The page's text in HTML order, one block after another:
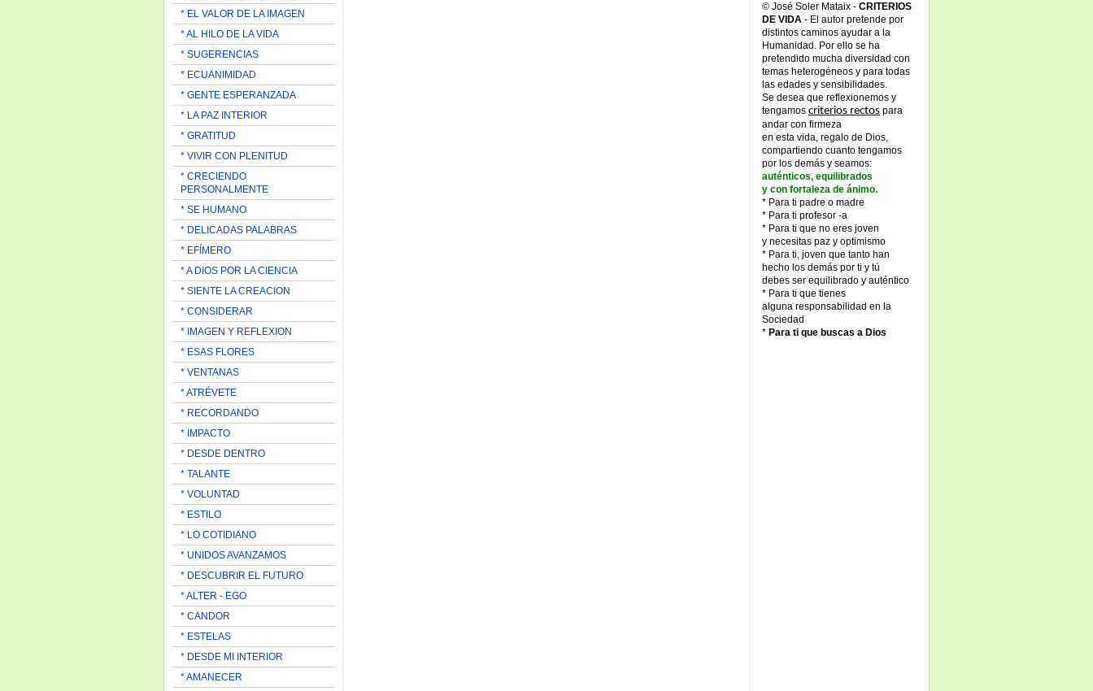
* EL VALOR DE LA IMAGEN
* AL HILO DE LA VIDA
* SUGERENCIAS
* ECUANIMIDAD
* GENTE ESPERANZADA
* LA PAZ INTERIOR
* GRATITUD
* VIVIR CON PLENITUD
* CRECIENDO
PERSONALMENTE
* SE HUMANO
* DELICADAS PALABRAS
* EFÍMERO
* A DIOS POR LA CIENCIA
* SIENTE LA CREACION
* CONSIDERAR
* IMAGEN Y REFLEXION
* ESAS FLORES
* VENTANAS
* ATRÉVETE
* RECORDANDO
* IMPACTO
* DESDE DENTRO
* TALANTE
* VOLUNTAD
* ESTILO
* LO COTIDIANO
* UNIDOS AVANZAMOS
* DESCUBRIR EL FUTURO
* ALTER - EGO
* CANDOR
* ESTELAS
* DESDE MI INTERIOR
* AMANECER
© José Soler Mataix - CRITERIOS
DE VIDA - El autor pretende por
distintos caminos ayudar a la
Humanidad. Por ello se ha
pretendido mucha diversidad con
temas heterogéneos y para todas
las edades y sensibilidades.
Se desea que reflexionemos y
tengamos criterios rectos para
andar con firmeza
en esta vida, regalo de Dios,
compartiendo cuanto tengamos
por los demás y seamos:
auténticos, equilibrados
y con fortaleza de ánimo.
* Para ti padre o madre
* Para ti profesor -a
* Para ti que no eres joven
y necesitas paz y optimismo
* Para ti, joven que tanto han
hecho los demás por ti y tú
debes ser equilibrado y auténtico
* Para ti que tienes
alguna responsabilidad en la
Sociedad
* Para ti que buscas a Dios